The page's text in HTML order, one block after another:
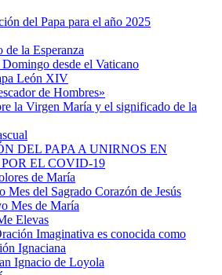
del Papa para el año 2025
de la Esperanza
desde el Vaticano
León XIV
de Hombres»
la Virgen María y el significado de la
DEL PAPA A UNIRNOS EN
EL COVID-19
de María
Mes del Sagrado Corazón de Jesús
Mes de María
Elevas
Imaginativa es conocida como
Ignaciana
Ignacio de Loyola